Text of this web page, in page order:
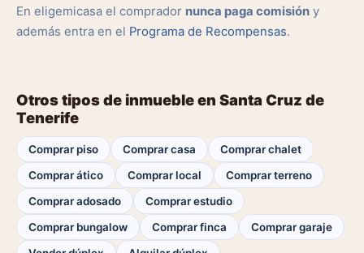
En eligemicasa el comprador nunca paga comisión y
además entra en el Programa de Recompensas.
Otros tipos de inmueble en Santa Cruz de
Tenerife
Comprar piso Comprar casa
Comprar chalet
Comprar ático
Comprar local
Comprar terreno
Comprar adosado
Comprar estudio
Comprar bungalow
Comprar finca
Comprar garaje